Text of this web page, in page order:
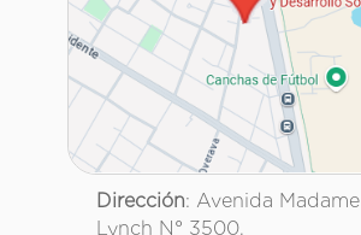
Dirección: Avenida Madame
Lynch N° 3500.